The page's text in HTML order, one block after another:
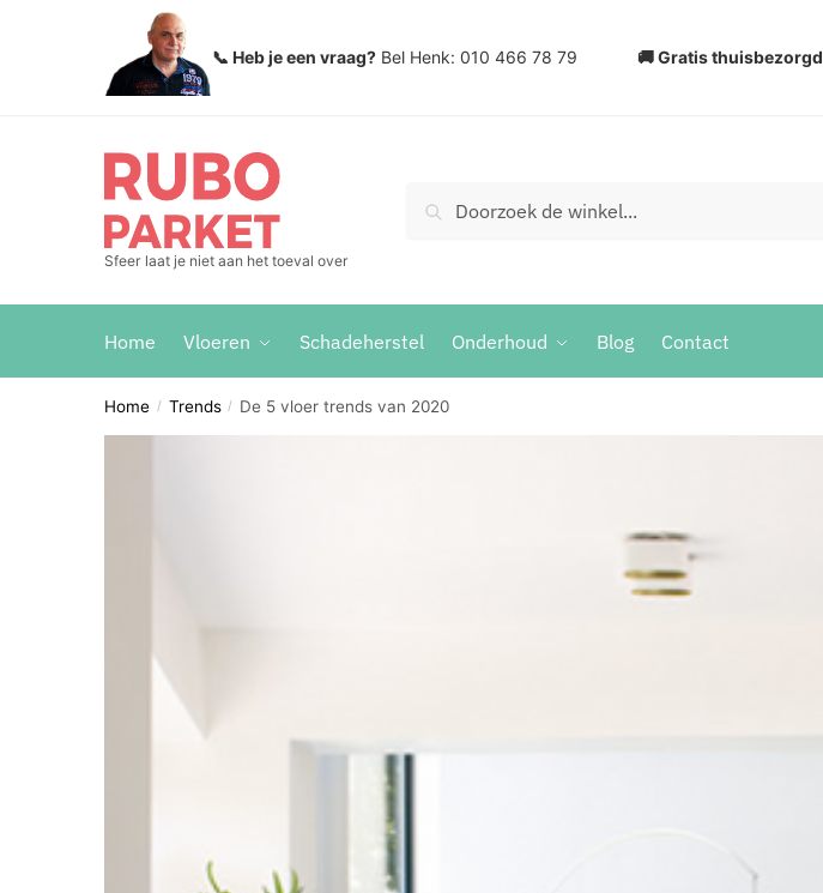
📞 Heb je een vraag? Bel Henk: 010 466 78 79 🚚 Gratis thuisbezorgd
Sfeer laat je niet aan het toeval over
voor:
Home Vloeren Schadeherstel Onderhoud Blog Contact
Home / Trends / De 5 vloer trends van 2020